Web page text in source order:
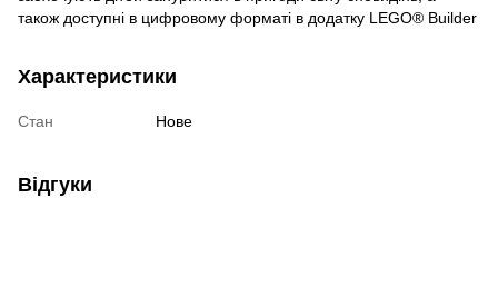
також доступні в цифровому форматі в додатку LEGO® Builder
Характеристики
Стан Нове
Відгуки